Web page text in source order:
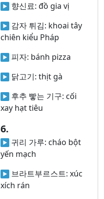
향신료: đồ gia vị
감자 튀김: khoai tây
chiên kiểu Pháp
피자: bánh pizza
닭고기: thịt gà
후추 빻는 기구: cối
xay hạt tiêu
6.
귀리 가루: cháo bột
yến mạch
브라트부르스트: xúc
xích rán